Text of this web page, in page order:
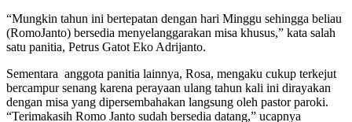
“Mungkin tahun ini bertepatan dengan hari Minggu sehingga beliau
(RomoJanto) bersedia menyelanggarakan misa khusus,” kata salah
satu panitia, Petrus Gatot Eko Adrijanto.
Sementara anggota panitia lainnya, Rosa, mengaku cukup terkejut
bercampur senang karena perayaan ulang tahun kali ini dirayakan
dengan misa yang dipersembahakan langsung oleh pastor paroki.
“Terimakasih Romo Janto sudah bersedia datang,” ucapnya